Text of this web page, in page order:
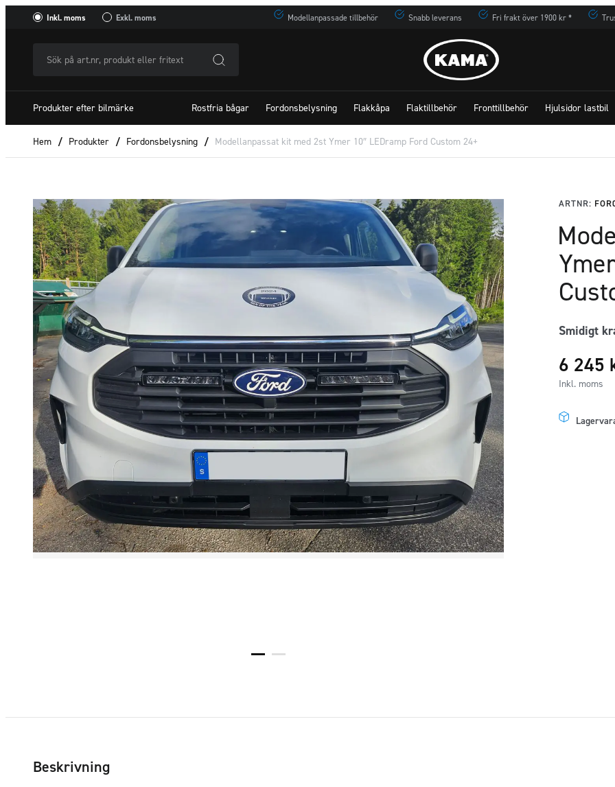
Inkl. moms Exkl. moms Modellanpassade tillbehör Snabb leverans Fri frakt över 1900 kr *
art.nr,
produkt
eller
fritextSök
Produkter efter bilmärke Rostfria bågar Fordonsbelysning Flakkåpa Flaktillbehör Fronttillbehör Hjulsidor lastbil
Hem / Produkter / Fordonsbelysning / Modellanpassat kit med 2st Ymer 10″ LEDramp Ford Custom 24+
ARTNR:
Smidigt
6 245
Inkl. moms
Beskrivning